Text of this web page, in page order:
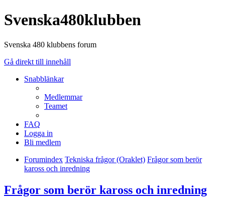
Svenska480klubben
Svenska 480 klubbens forum
Gå direkt till innehåll
Snabblänkar
Medlemmar
Teamet
FAQ
Logga in
Bli medlem
Forumindex Tekniska frågor (Oraklet) Frågor som berör
kaross och inredning
Frågor som berör kaross och inredning